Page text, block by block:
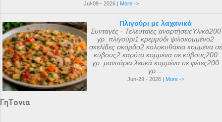
Jul-09 - 2026 | More ->
Πλιγούρι με λαχανικά
Συνταγές - Τελευταίες αναρτήσειςΥλικά200
γρ. πλιγούρι1 κρεμμύδι ψιλοκομμένο2
σκελίδες σκόρδο2 κολοκυθάκια κομμένα σε
κύβους2 καρότα κομμένα σε κύβους200
γρ. μανιτάρια λευκά κομμένα σε φέτες200
γρ....
Jun-29 - 2026 | More ->
ΓηΤονια